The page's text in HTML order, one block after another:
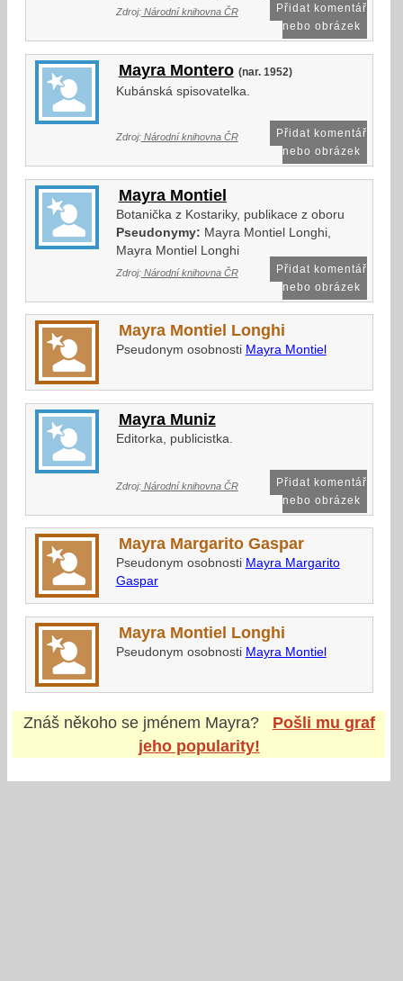
Zdroj:Národní knihovna ČR
Přidat komentář
nebo obrázek
Mayra Montero (nar. 1952)
Kubánská spisovatelka.
Zdroj:Národní knihovna ČR
Přidat komentář
nebo obrázek
Mayra Montiel
Botanička z Kostariky, publikace z oboru
Pseudonymy: Mayra Montiel Longhi,
Mayra Montiel Longhi
Zdroj:Národní knihovna ČR
Přidat komentář
nebo obrázek
Mayra Montiel Longhi
Pseudonym osobnosti Mayra Montiel
Mayra Muniz
Editorka, publicistka.
Zdroj:Národní knihovna ČR
Přidat komentář
nebo obrázek
Mayra Margarito Gaspar
Pseudonym osobnosti Mayra Margarito
Gaspar
Mayra Montiel Longhi
Pseudonym osobnosti Mayra Montiel
Znáš někoho se jménem Mayra?
Pošli mu graf
jeho popularity!